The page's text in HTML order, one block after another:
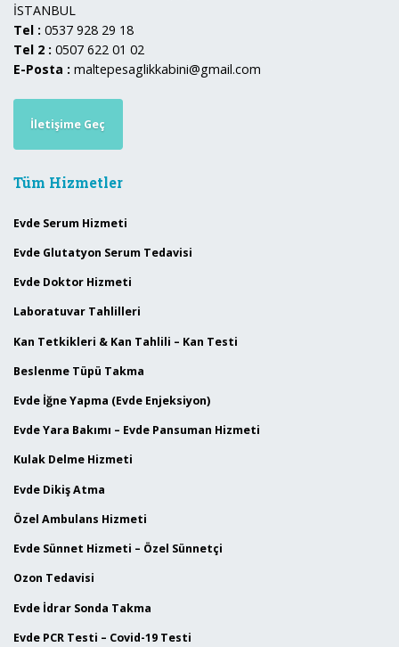
İSTANBUL
Tel : 0537 928 29 18
Tel 2 : 0507 622 01 02
E-Posta : maltepesaglikkabini@gmail.com
İletişime Geç
Tüm Hizmetler
Evde Serum Hizmeti
Evde Glutatyon Serum Tedavisi
Evde Doktor Hizmeti
Laboratuvar Tahlilleri
Kan Tetkikleri & Kan Tahlili – Kan Testi
Beslenme Tüpü Takma
Evde İğne Yapma (Evde Enjeksiyon)
Evde Yara Bakımı – Evde Pansuman Hizmeti
Kulak Delme Hizmeti
Evde Dikiş Atma
Özel Ambulans Hizmeti
Evde Sünnet Hizmeti – Özel Sünnetçi
Ozon Tedavisi
Evde İdrar Sonda Takma
Evde PCR Testi – Covid-19 Testi